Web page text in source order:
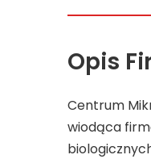
Opis
Centrum
wiodąca